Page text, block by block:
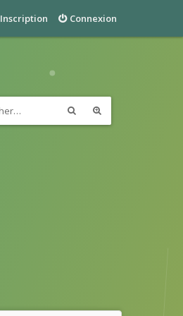
Connexion
Inscription